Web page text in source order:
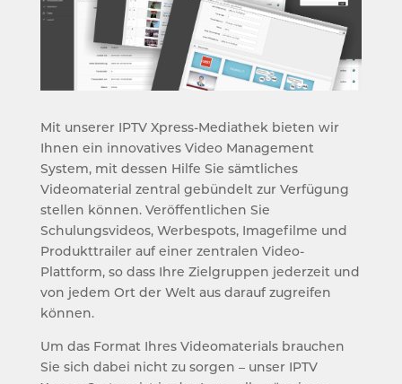
Mit unserer IPTV Xpress-Mediathek bieten wir
Ihnen ein innovatives Video Management
System, mit dessen Hilfe Sie sämtliches
Videomaterial zentral gebündelt zur Verfügung
stellen können. Veröffentlichen Sie
Schulungsvideos, Werbespots, Imagefilme und
Produkttrailer auf einer zentralen Video-
Plattform, so dass Ihre Zielgruppen jederzeit und
von jedem Ort der Welt aus darauf zugreifen
können.
Um das Format Ihres Videomaterials brauchen
Sie sich dabei nicht zu sorgen – unser IPTV